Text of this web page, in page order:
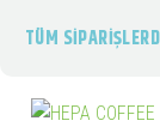
TÜM